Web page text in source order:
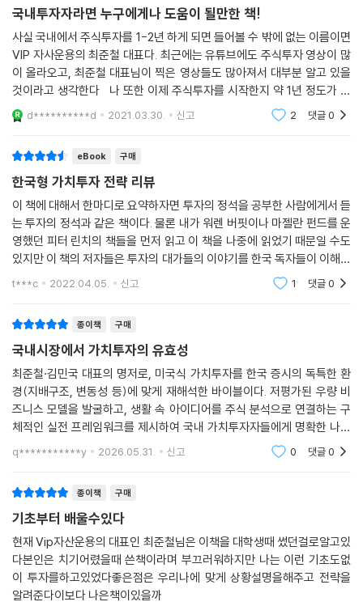
국내투자자라면 누구에게나 도움이 될만한 책!
사실 국내에서 주식투자를 1-2년 하게 되면 들어볼 수 밖에 없는 이름이면
VIP 자사운용의 최준철 대표다. 최근에는 유튜브에도 주식투자 영상이 많
이 올라오고, 최준철 대표님이 찍은 영상들도 많아져서 대부분 알고 있을
것이라고 생각한다 나 또한 이제 주식투자를 시작한지 약 1년 정도가 되
었지만, 주식투자는 항상 너무 어렵게 느껴진다. 그래도 국내에서 주식투
자를 할 때 모
d**********d 2021.03.30. 신고 2 댓글0
eBook 구매
한국형 가치투자 전략 리뷰
이 책에 대해서 한마디로 요약하자면 투자의 정석을 공부한 사람에게서 듣
는 투자의 정석과 같은 책이다. 물론 내가 워렌 버핏이나 마젤란 펀드를 운
영했던 피터 린치의 책들을 먼저 읽고 이 책을 나중에 읽었기 때문일 수도
있지만 이 책의 저자들은 투자의 대가들의 이야기를 한국 독자들이 이해하
기 쉽게 전달해주는 역할을 하고 있다. 만약 투자에 대해서 처음 공부하는
t***c 2022.04.05. 신고 1 댓글0
종이책 구매
국내시장에서 가치투자의 유효성
최준철·김민국 대표의 명저로, 미국식 가치투자를 한국 증시의 독특한 환
경(지배구조, 변동성 등)에 맞게 재해석한 바이블이다. 저평가된 우량 비
즈니스 모델을 발굴하고, 생활 속 아이디어를 주식 분석으로 연결하는 구
체적인 실전 프레임워크를 제시하여 국내 가치투자자들에게 명확한 나침
q***********y 2026.05.31. 신고 0 댓글0
종이책 구매
기초부터 배울수있다
현재 Vip자산운용의 대표인 최준철님은 이책을 대학생때 썼던걸로알고있
다본인은 치기어렸을때 쓴책이라며 부끄러워하지만 나는 이런 기초도없
이 투자를하고있었다좋은점은 우리나에 맞게 상황설명을해주고 전략을
알려준다이보다 나은책이있을까